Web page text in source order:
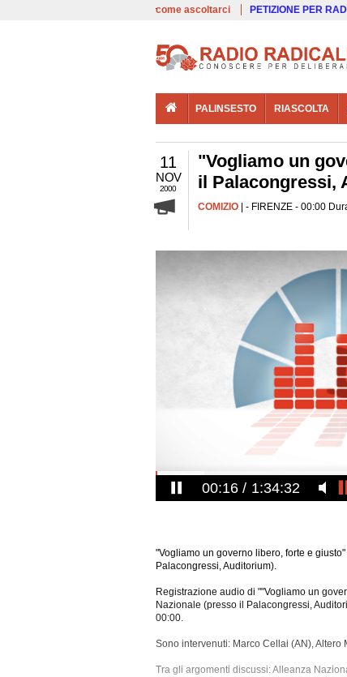
come ascoltarci PETIZIONE PER
PALINSESTO RIASCOLTA
11
NOV
2000
"Vogliamo un
il Palacongressi,
COMIZIO | - FIRENZE - 00:00
00:17 1:34:32
"Vogliamo un governo libero, forte e
Palacongressi, Auditorium).
Registrazione audio di ""Vogliamo un
Nazionale (presso il Palacongressi,
00:00.
Sono intervenuti: Marco Cellai (AN), Altero
Tra gli argomenti discussi: Alleanza